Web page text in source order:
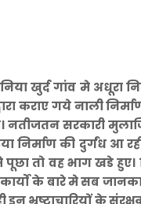
खुर्द गांव मे अधूरा
कराए गये नाली
नतीजतन सरकारी
की दुर्गंध आ
तो वह भाग खडे
के बारे मे सब
के